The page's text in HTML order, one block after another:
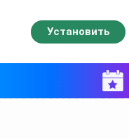
Установить